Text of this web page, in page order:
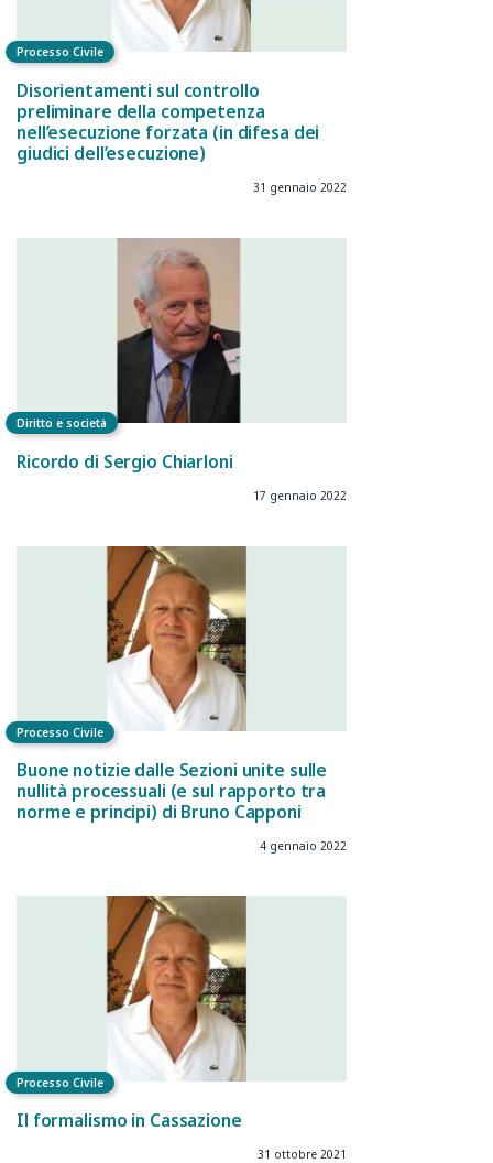
Processo Civile
Disorientamenti sul controllo
preliminare della competenza
nell’esecuzione forzata (in difesa dei
giudici dell’esecuzione)
31 gennaio 2022
Diritto e società
Ricordo di Sergio Chiarloni
17 gennaio 2022
Processo Civile
Buone notizie dalle Sezioni unite sulle
nullità processuali (e sul rapporto tra
norme e principi) di Bruno Capponi
4 gennaio 2022
Processo Civile
Il formalismo in Cassazione
31 ottobre 2021